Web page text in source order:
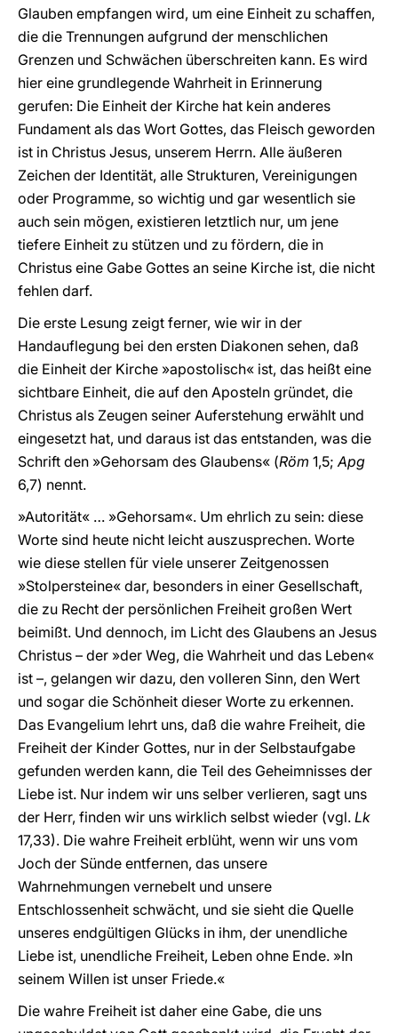
Glauben empfangen wird, um eine Einheit zu schaffen,
die die Trennungen aufgrund der menschlichen
Grenzen und Schwächen überschreiten kann. Es wird
hier eine grundlegende Wahrheit in Erinnerung
gerufen: Die Einheit der Kirche hat kein anderes
Fundament als das Wort Gottes, das Fleisch geworden
ist in Christus Jesus, unserem Herrn. Alle äußeren
Zeichen der Identität, alle Strukturen, Vereinigungen
oder Programme, so wichtig und gar wesentlich sie
auch sein mögen, existieren letztlich nur, um jene
tiefere Einheit zu stützen und zu fördern, die in
Christus eine Gabe Gottes an seine Kirche ist, die nicht
fehlen darf.
Die erste Lesung zeigt ferner, wie wir in der
Handauflegung bei den ersten Diakonen sehen, daß
die Einheit der Kirche »apostolisch« ist, das heißt eine
sichtbare Einheit, die auf den Aposteln gründet, die
Christus als Zeugen seiner Auferstehung erwählt und
eingesetzt hat, und daraus ist das entstanden, was die
Schrift den »Gehorsam des Glaubens« (Röm 1,5;Apg
6,7) nennt.
»Autorität« … »Gehorsam«. Um ehrlich zu sein: diese
Worte sind heute nicht leicht auszusprechen. Worte
wie diese stellen für viele unserer Zeitgenossen
»Stolpersteine« dar, besonders in einer Gesellschaft,
die zu Recht der persönlichen Freiheit großen Wert
beimißt. Und dennoch, im Licht des Glaubens an Jesus
Christus – der »der Weg, die Wahrheit und das Leben«
ist –, gelangen wir dazu, den volleren Sinn, den Wert
und sogar die Schönheit dieser Worte zu erkennen.
Das Evangelium lehrt uns, daß die wahre Freiheit, die
Freiheit der Kinder Gottes, nur in der Selbstaufgabe
gefunden werden kann, die Teil des Geheimnisses der
Liebe ist. Nur indem wir uns selber verlieren, sagt uns
der Herr, finden wir uns wirklich selbst wieder (vgl. Lk
17,33). Die wahre Freiheit erblüht, wenn wir uns vom
Joch der Sünde entfernen, das unsere
Wahrnehmungen vernebelt und unsere
Entschlossenheit schwächt, und sie sieht die Quelle
unseres endgültigen Glücks in ihm, der unendliche
Liebe ist, unendliche Freiheit, Leben ohne Ende. »In
seinem Willen ist unser Friede.«
Die wahre Freiheit ist daher eine Gabe, die uns